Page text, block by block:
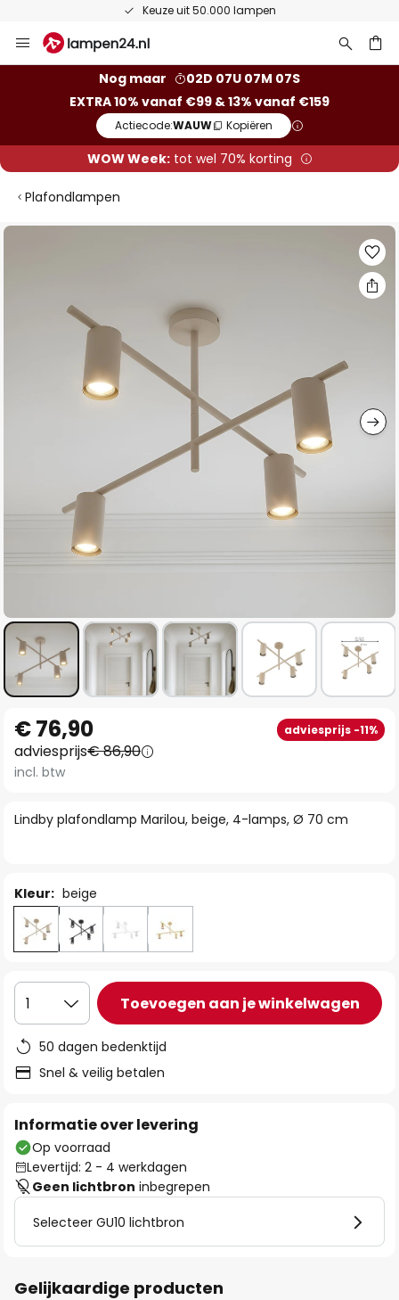
Keuze uit 50.000 lampen
naar
Nog maar
02D 07U 07M 06S
EXTRA 10% vanaf €99 & 13% vanaf €159
Actiecode:WAUW Kopiëren
WOW Week:tot wel 70% korting
Plafondlampen
Ga
afbeeldingen-
naar
het
begin
de
Lindby plafondlamp Marilou, beige, 4-lamps, Ø 70 cm
€ 76,90 adviesprijs -11%
adviesprijs€ 86,90
incl. btw
Kleur: beige
1 Toevoegen aan je winkelwagen
50 dagen bedenktijd
Snel & veilig betalen
Informatie over levering
Op voorraad
Levertijd: 2 - 4 werkdagen
Geen lichtbron inbegrepen
Selecteer GU10 lichtbron
Gelijkaardige producten